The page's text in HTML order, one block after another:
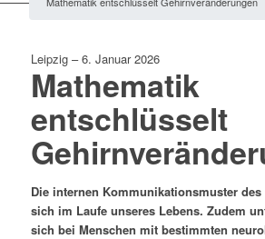
Leipzig–6. Januar 2026
Mathematik
entschlüsselt
Die internen Kommunikationsmuster
sich im Laufe unseres Lebens. Zudem
sich bei Menschen mit bestimmten